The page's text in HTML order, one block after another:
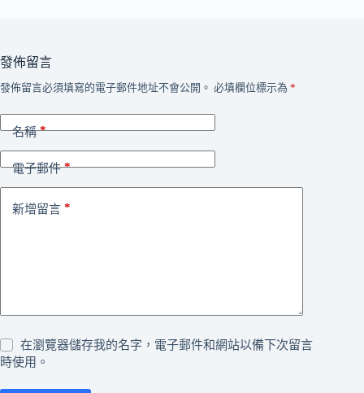
發佈留言
發佈留言必須填寫的電子郵件地址不會公開。 必填欄位標示為 *
名稱*
電子郵件*
新增留言 *
在瀏覽器儲存我的名字，電子郵件和網站以備下次留言
時使用。